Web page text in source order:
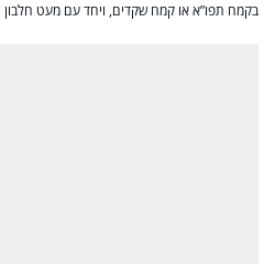
בקמח תפו”א או קמח שקדים, ויחד עם מעט חלבון